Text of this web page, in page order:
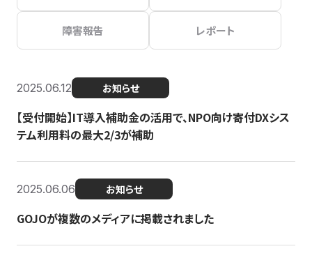
障害報告 レポート
2025.06.12 お知らせ
【受付開始】IT導入補助金の活用で、NPO向け寄付DXシス
テム利用料の最大2/3が補助
2025.06.06 お知らせ
GOJOが複数のメディアに掲載されました